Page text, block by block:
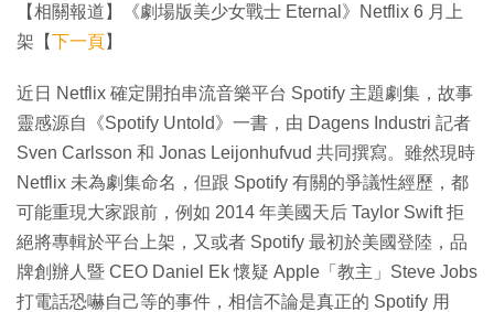
【相關報道】《劇場版美少女戰士 Eternal》Netflix 6 月上
架【下一頁】
近日 Netflix 確定開拍串流音樂平台 Spotify 主題劇集，故事
靈感源自《Spotify Untold》一書，由 Dagens Industri 記者
Sven Carlsson 和 Jonas Leijonhufvud 共同撰寫。雖然現時
Netflix 未為劇集命名，但跟 Spotify 有關的爭議性經歷，都
可能重現大家跟前，例如 2014 年美國天后 Taylor Swift 拒
絕將專輯於平台上架，又或者 Spotify 最初於美國登陸，品
牌創辦人暨 CEO Daniel Ek 懷疑 Apple「教主」Steve Jobs
打電話恐嚇自己等的事件，相信不論是真正的 Spotify 用